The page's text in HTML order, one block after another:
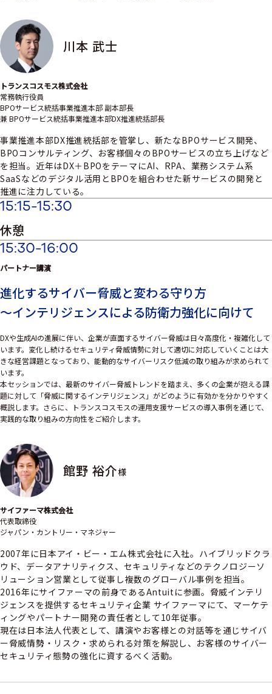
川本 武士
トランスコスモス株式会社
常務執行役員
BPOサービス統括事業推進本部 副本部長
兼 BPOサービス統括事業推進本部DX推進統括部長
事業推進本部DX推進統括部を管掌し、新たなBPOサービス開発、
BPOコンサルティング、お客様個々のBPOサービスの立ち上げなど
を担当。近年はDX＋BPOをテーマにAI、RPA、業務システム系
SaaSなどのデジタル活用とBPOを組合わせた新サービスの開発と
推進に注力している。
15:15-15:30
休憩
15:30-16:00
パートナー講演
進化するサイバー脅威と変わる守り方
～インテリジェンスによる防衛力強化に向けて
DXや生成AIの進展に伴い、企業が直面するサイバー脅威は日々高度化・複雑化して
います。変化し続けるセキュリティ脅威情勢に対して適切に対応していくことは大
きな経営課題となっており、能動的なサイバーリスク低減の取り組みが求められて
います。
本セッションでは、最新のサイバー脅威トレンドを踏まえ、多くの企業が抱える課
題に対して「脅威に関するインテリジェンス」がどのように有効かを分かりやすく
概説します。さらに、トランスコスモスの運用支援サービスの導入事例を通じて、
実践的な取り組みの方向性をご紹介します。
館野 裕介様
サイファーマ株式会社
代表取締役
ジャパン・カントリー・マネジャー
2007年に日本アイ・ビー・エム株式会社に入社。ハイブリッドクラ
ウド、データアナリティクス、セキュリティなどのテクノロジーソ
リューション営業として従事し複数のグローバル事例を担当。
2016年にサイファーマの前身であるAntuitに参画。脅威インテリ
ジェンスを提供するセキュリティ企業 サイファーマにて、マーケテ
ィングやパートナー開発の責任者として10年従事。
現在は日本法人代表として、講演やお客様との対話等を通じサイバ
ー脅威情勢・リスク・求められる対策を解説し、お客様のサイバー
セキュリティ態勢の強化に資するべく活動。